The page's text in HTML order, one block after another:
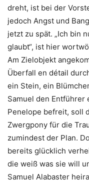
dreht, ist bei der
jedoch Angst und
jetzt zu spät. „Ich bin
glaubt“, ist hier
Am Zielobjekt
Überfall en détail
ein Stein, ein
Samuel den
Penelope befreit, soll
Zwergpony für die
zumindest der Plan.
bereits glücklich
die weiß was sie will
Samuel Alabaster